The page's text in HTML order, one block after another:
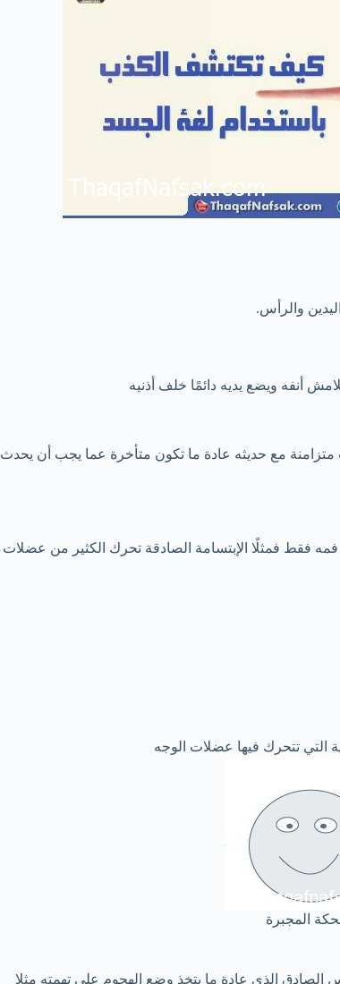
والرأس.
أنفه ويضع يديه دائمًا خلف أذنيه
متزامنة مع حديثه عادة ما تكون متأخرة عما يجب أن
فقط فمثلًا الإبتسامة الصادقة تحرك الكثير من عضلات
التي تتحرك فيها عضلات الوجه
المجبرة
الصادق الذي عادة ما يتخذ وضع الهجوم على تهمته مثلا